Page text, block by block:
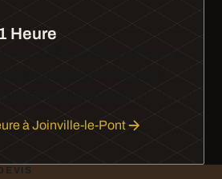
Heure
à Joinville-le-Pont